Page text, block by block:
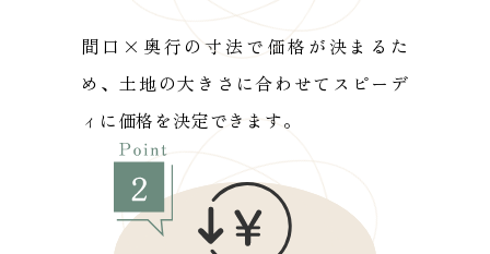
間口×奥行の寸法で価格が決まるた
め、土地の大きさに合わせてスピーデ
ィに価格を決定できます。